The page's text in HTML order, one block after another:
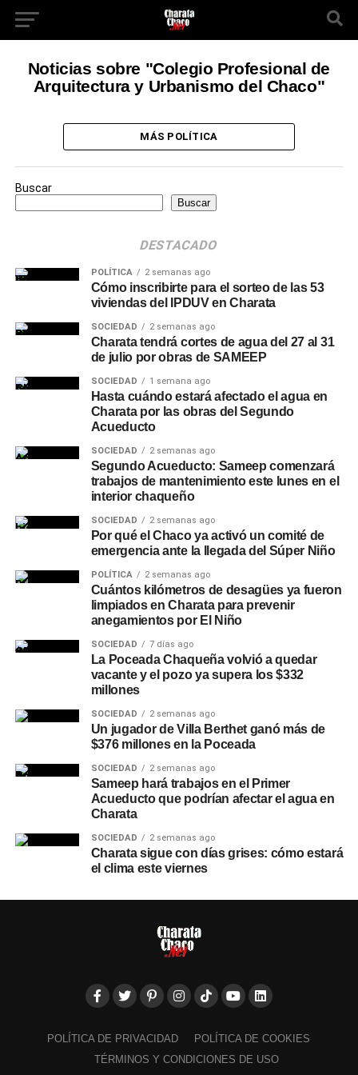
Noticias sobre "Colegio Profesional de
Arquitectura y Urbanismo del Chaco"
MÁS POLÍTICA
Buscar
Buscar
DESTACADO
POLÍTICA 2 semanas ago
Cómo inscribirte para el sorteo de las 53
viviendas del IPDUV en Charata
SOCIEDAD 2 semanas ago
Charata tendrá cortes de agua del 27 al 31
de julio por obras de SAMEEP
SOCIEDAD 1 semana ago
Hasta cuándo estará afectado el agua en
Charata por las obras del Segundo
Acueducto
SOCIEDAD 2 semanas ago
Segundo Acueducto: Sameep comenzará
trabajos de mantenimiento este lunes en el
interior chaqueño
SOCIEDAD 2 semanas ago
Por qué el Chaco ya activó un comité de
emergencia ante la llegada del Súper Niño
POLÍTICA 2 semanas ago
Cuántos kilómetros de desagües ya fueron
limpiados en Charata para prevenir
anegamientos por El Niño
SOCIEDAD 7 días ago
La Poceada Chaqueña volvió a quedar
vacante y el pozo ya supera los $332
millones
SOCIEDAD 2 semanas ago
Un jugador de Villa Berthet ganó más de
$376 millones en la Poceada
SOCIEDAD 2 semanas ago
Sameep hará trabajos en el Primer
Acueducto que podrían afectar el agua en
Charata
SOCIEDAD 2 semanas ago
Charata sigue con días grises: cómo estará
el clima este viernes
POLÍTICA DE PRIVACIDAD
POLÍTICA DE COOKIES
TÉRMINOS Y CONDICIONES DE USO